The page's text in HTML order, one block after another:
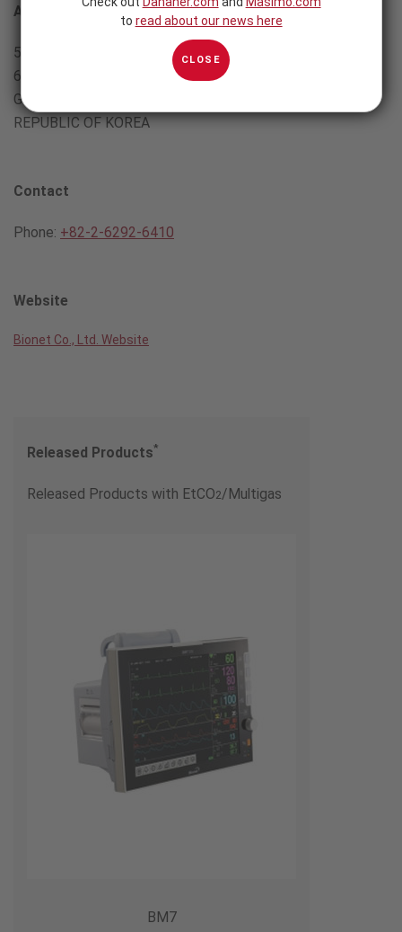
Address
5F, Shinsegae I&C Digital Center
61 Digital-ro 31 gil,
Guro-gu, SEOUL 08375,
REPUBLIC OF KOREA
Contact
Phone: +82-2-6292-6410
Website
Bionet Co., Ltd. Website
Released Products*
Released Products with EtCO2/Multigas
BM7
to read about our news here
CLOSE